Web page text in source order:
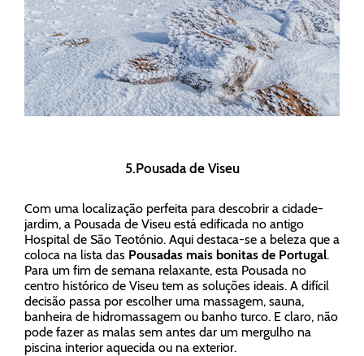
5.Pousada de Viseu
Com uma localização perfeita para descobrir a cidade-
jardim, a Pousada de Viseu está edificada no antigo
Hospital de São Teotónio. Aqui destaca-se a beleza que a
coloca na lista das Pousadas mais bonitas de Portugal.
Para um fim de semana relaxante, esta Pousada no
centro histórico de Viseu tem as soluções ideais. A difícil
decisão passa por escolher uma massagem, sauna,
banheira de hidromassagem ou banho turco. E claro, não
pode fazer as malas sem antes dar um mergulho na
piscina interior aquecida ou na exterior.